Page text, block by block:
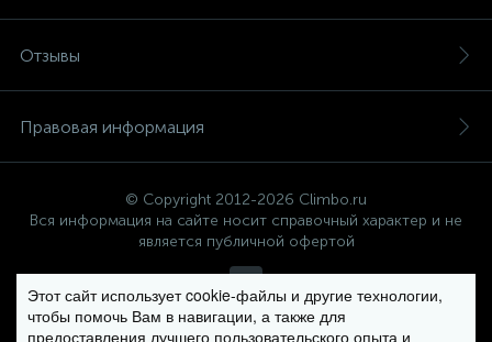
Отзывы
Правовая информация
© Copyright 2012-2026 Climbo.ru
Вся информация на сайте носит справочный характер и не
является публичной офертой
Политика компании в отношении обработки персональных
данных
Этот сайт использует cookie-файлы и другие технологии,
чтобы помочь Вам в навигации, а также для
предоставления лучшего пользовательского опыта и